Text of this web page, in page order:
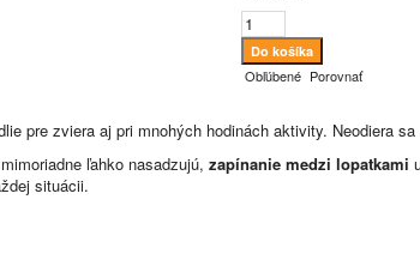
Obľúbené Porovnať
pre zviera aj pri mnohých hodinách aktivity. Neodiera
ľahko nasadzujú, zapínanie medzi lopatkami
situácii.